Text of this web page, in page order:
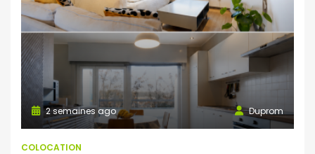
Duprom
2 semaines ago
COLOCATION